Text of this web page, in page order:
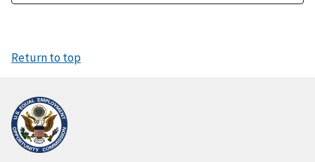
Return to top